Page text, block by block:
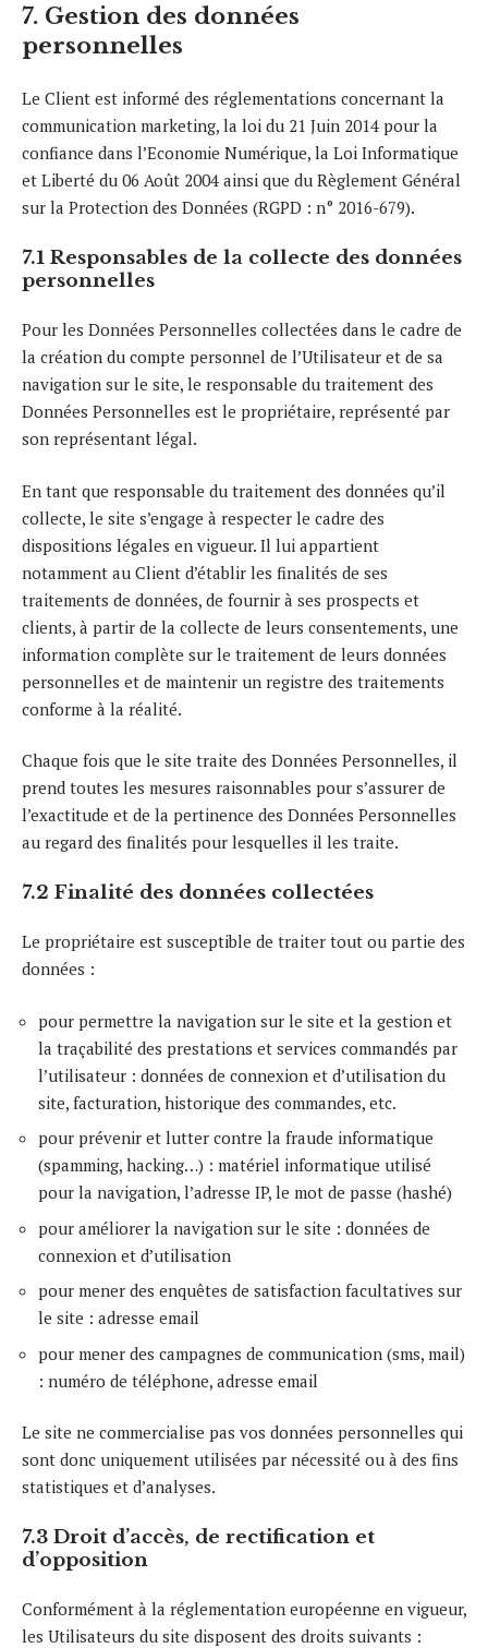
7. Gestion des données
personnelles
Le Client est informé des réglementations concernant la
communication marketing, la loi du 21 Juin 2014 pour la
confiance dans l’Economie Numérique, la Loi Informatique
et Liberté du 06 Août 2004 ainsi que du Règlement Général
sur la Protection des Données (RGPD : n° 2016-679).
7.1 Responsables de la collecte des données
personnelles
Pour les Données Personnelles collectées dans le cadre de
la création du compte personnel de l’Utilisateur et de sa
navigation sur le site, le responsable du traitement des
Données Personnelles est le propriétaire, représenté par
son représentant légal.
En tant que responsable du traitement des données qu’il
collecte, le site s’engage à respecter le cadre des
dispositions légales en vigueur. Il lui appartient
notamment au Client d’établir les finalités de ses
traitements de données, de fournir à ses prospects et
clients, à partir de la collecte de leurs consentements, une
information complète sur le traitement de leurs données
personnelles et de maintenir un registre des traitements
conforme à la réalité.
Chaque fois que le site traite des Données Personnelles, il
prend toutes les mesures raisonnables pour s’assurer de
l’exactitude et de la pertinence des Données Personnelles
au regard des finalités pour lesquelles il les traite.
7.2 Finalité des données collectées
Le propriétaire est susceptible de traiter tout ou partie des
données :
pour permettre la navigation sur le site et la gestion et
la traçabilité des prestations et services commandés par
l’utilisateur : données de connexion et d’utilisation du
site, facturation, historique des commandes, etc.
pour prévenir et lutter contre la fraude informatique
(spamming, hacking…) : matériel informatique utilisé
pour la navigation, l’adresse IP, le mot de passe (hashé)
pour améliorer la navigation sur le site : données de
connexion et d’utilisation
pour mener des enquêtes de satisfaction facultatives sur
le site : adresse email
pour mener des campagnes de communication (sms, mail)
: numéro de téléphone, adresse email
Le site ne commercialise pas vos données personnelles qui
sont donc uniquement utilisées par nécessité ou à des fins
statistiques et d’analyses.
7.3 Droit d’accès, de rectification et
d’opposition
Conformément à la réglementation européenne en vigueur,
les Utilisateurs du site disposent des droits suivants :